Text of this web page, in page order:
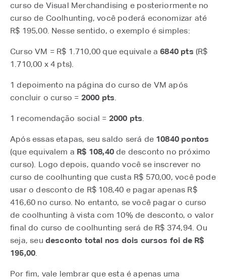
curso de Visual Merchandising e posteriormente no
curso de Coolhunting, você poderá economizar até
R$ 195,00. Nesse sentido, o exemplo é simples:
Curso VM = R$ 1.710,00 que equivale a6840 pts (R$
1.710,00 x 4 pts).
1 depoimento na página do curso de VM após
concluir o curso = 2000 pts.
1 recomendação social = 2000 pts.
Após essas etapas, seu saldo será de 10840 pontos
(que equivalem a R$ 108,40 de desconto no próximo
curso). Logo depois, quando você se inscrever no
curso de coolhunting que custa R$ 570,00, você pode
usar o desconto de R$ 108,40 e pagar apenas R$
416,60 no curso. No entanto, se você pagar o curso
de coolhunting à vista com 10% de desconto, o valor
final do curso de coolhunting será de R$ 374,94. Ou
seja, seu desconto total nos dois cursos foi de R$
195,00.
Por fim, vale lembrar que esta é apenas uma